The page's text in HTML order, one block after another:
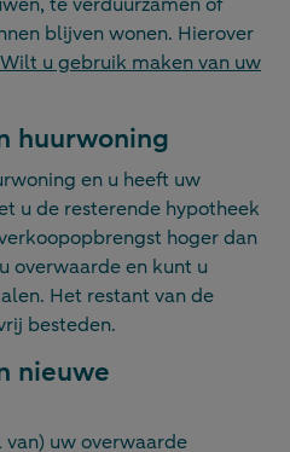
blijven wonen. Hierover
u gebruik maken van uw
huurwoning
en u heeft uw
u de resterende hypotheek
hoger dan
overwaarde en kunt u
Het restant van de
besteden.
nieuwe
van) uw overwaarde